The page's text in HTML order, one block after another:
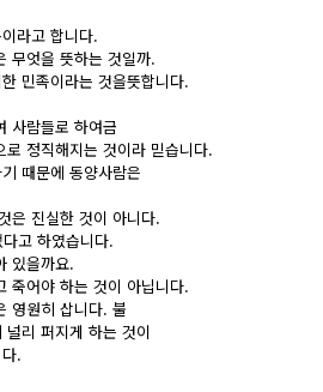
라고 합니다.
무엇을 뜻하는 것일까.
민족이라는 것을뜻합니다.
사람들로 하여금
정직해지는 것이라 믿습니다.
때문에 동양사람은
은 진실한 것이 아니다.
고 하였습니다.
있을까요.
죽어야 하는 것이 아닙니다.
영원히 삽니다. 불
리 퍼지게 하는 것이
.